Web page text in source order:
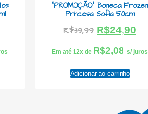
“PROMOÇÃO” Boneca Frozen
Princesa Sofia 50cm
R$39,99 R$24,90
Em até 12x de R$2,08 s/ juros
Adicionar ao carrinho